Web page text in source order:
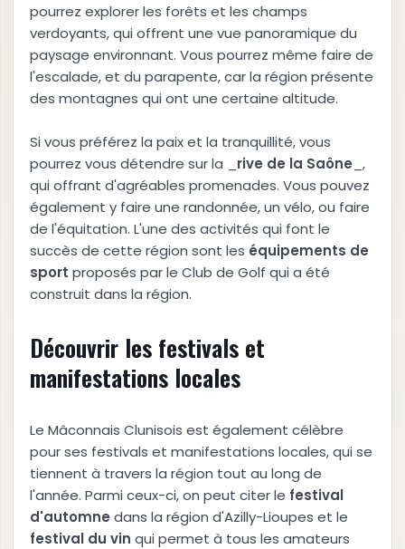
pourrez explorer les forêts et les champs
verdoyants, qui offrent une vue panoramique du
paysage environnant. Vous pourrez même faire de
l'escalade, et du parapente, car la région présente
des montagnes qui ont une certaine altitude.
Si vous préférez la paix et la tranquillité, vous
pourrez vous détendre sur la _ rive de la Saône _,
qui offrant d'agréables promenades. Vous pouvez
également y faire une randonnée, un vélo, ou faire
de l'équitation. L'une des activités qui font le
succès de cette région sont les équipements de
sport proposés par le Club de Golf qui a été
construit dans la région.
Découvrir les festivals et
manifestations locales
Le Mâconnais Clunisois est également célèbre
pour ses festivals et manifestations locales, qui se
tiennent à travers la région tout au long de
l'année. Parmi ceux-ci, on peut citer le festival
d'automne dans la région d'Azilly-Lioupes et le
festival du vin qui permet à tous les amateurs